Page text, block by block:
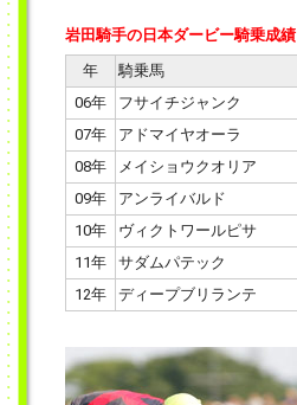
岩田騎手の日本ダービー騎乗成績
年
騎乗馬
06年
フサイチジャンク
07年
アドマイヤオーラ
08年
メイショウクオリア
09年
アンライバルド
10年
ヴィクトワールピサ
11年
サダムパテック
12年
ディープブリランテ